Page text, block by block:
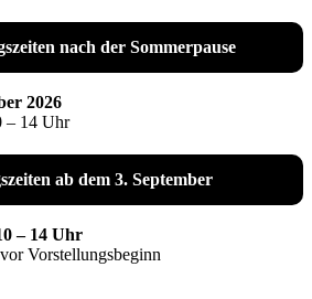
nach der Sommerpause
2026
– 14 Uhr
ab dem 3. September
– 14 Uhr
Vorstellungsbeginn